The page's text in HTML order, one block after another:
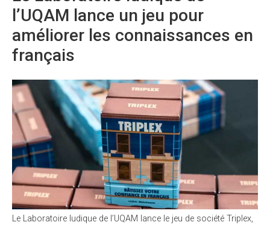
l’UQAM lance un jeu pour
améliorer les connaissances en
français
Le Laboratoire ludique de l’UQAM lance le jeu de société Triplex,